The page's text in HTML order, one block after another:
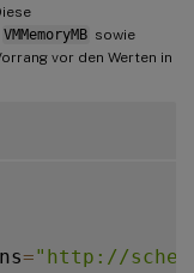
VMMemoryMB sowie
vor den Werten in
="http://